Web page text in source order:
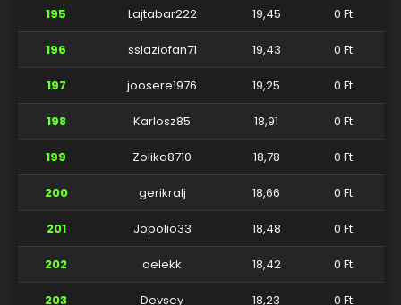
195 Lajtabar222 19,45 0 Ft
196 sslaziofan71 19,43 0 Ft
197 joosere1976 19,25 0 Ft
198 Karlosz85 18,91 0 Ft
199 Zolika8710 18,78 0 Ft
200 gerikralj 18,66 0 Ft
201 Jopolio33 18,48 0 Ft
202 aelekk 18,42 0 Ft
203 Devsey 18,23 0 Ft